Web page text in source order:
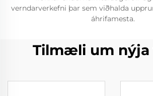
verndarverkefni þar sem viðhalda
áhrifamesta.
Tilmæli um nýja